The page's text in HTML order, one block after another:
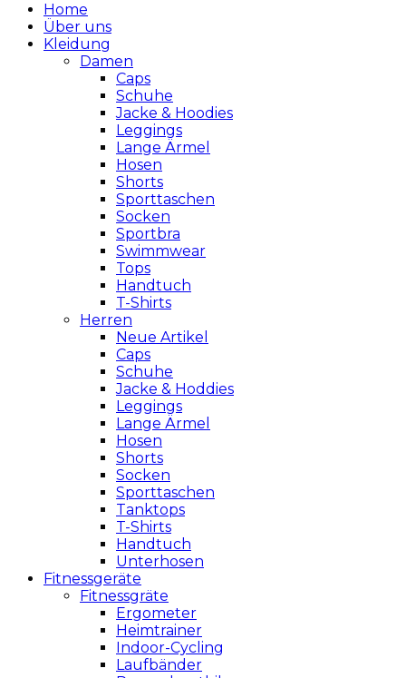
Home
Über uns
Kleidung
Damen
Caps
Schuhe
Jacke & Hoodies
Leggings
Lange Ärmel
Hosen
Shorts
Sporttaschen
Socken
Sportbra
Swimmwear
Tops
Handtuch
T-Shirts
Herren
Neue Artikel
Caps
Schuhe
Jacke & Hoddies
Leggings
Lange Ärmel
Hosen
Shorts
Socken
Sporttaschen
Tanktops
T-Shirts
Handtuch
Unterhosen
Fitnessgeräte
Fitnessgräte
Ergometer
Heimtrainer
Indoor-Cycling
Laufbänder